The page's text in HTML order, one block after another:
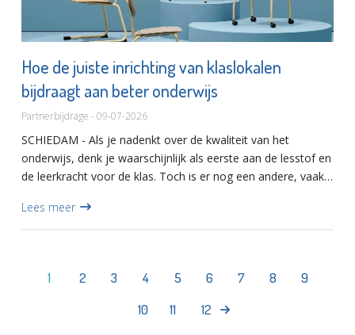
Hoe de juiste inrichting van klaslokalen
bijdraagt aan beter onderwijs
Partnerbijdrage - 09-07-2026
SCHIEDAM - Als je nadenkt over de kwaliteit van het
onderwijs, denk je waarschijnlijk als eerste aan de lesstof en
de leerkracht voor de klas. Toch is er nog een andere, vaak
Lees meer
1 2 3 4 5 6 7 8
9
10
11 12